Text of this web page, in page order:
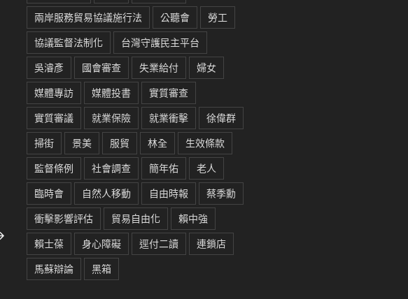
兩岸服務貿易協議施行法
公聽會
勞工
協議監督法制化
台灣守護民主平台
吳濬彥
國會審查 失業給付
婦女
媒體專訪
媒體投書
實質審查
實質審議
就業保險 就業衝擊
徐偉群
掃街
景美 服貿 林全
生效條款
監督條例
社會調查 簡年佑
老人
臨時會
自然人移動 自由時報
蔡季勳
衝擊影響評估
貿易自由化
賴中強
賴士葆
身心障礙 逕付二讀
連鎖店
馬蘇辯論
黑箱